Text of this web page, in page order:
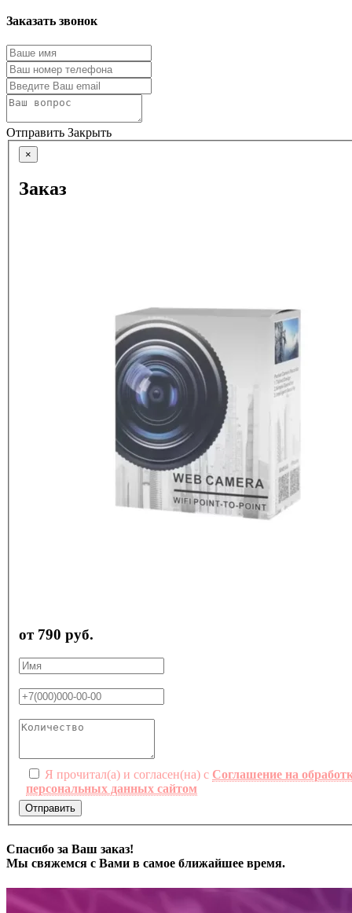
Заказать звонок
Отправить Закрыть
×
Заказ
от 790 руб.
Я прочитал(а) и согласен(на) с Соглашение на
персональных данных сайтом
Отправить
Спасибо за Ваш заказ!
Мы свяжемся с Вами в самое ближайшее время.